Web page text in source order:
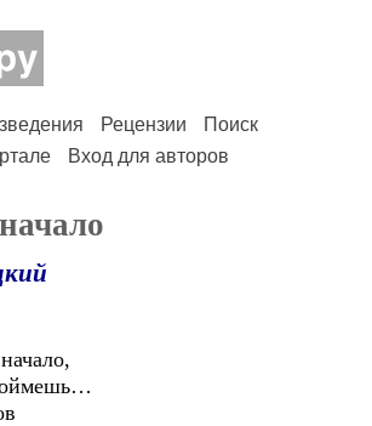
Рецензии
Поиск
Вход для авторов